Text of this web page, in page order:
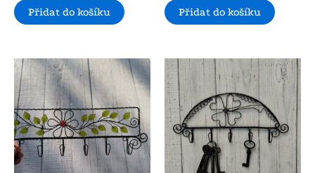
Přidat do košíku Přidat do košíku